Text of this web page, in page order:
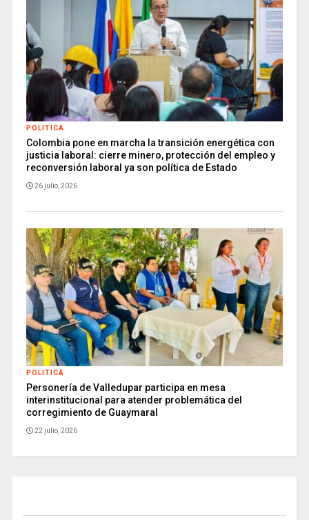
POLITICA
Colombia pone en marcha la transición energética con
justicia laboral: cierre minero, protección del empleo y
reconversión laboral ya son política de Estado
26 julio, 2026
POLITICA
Personería de Valledupar participa en mesa
interinstitucional para atender problemática del
corregimiento de Guaymaral
22 julio, 2026